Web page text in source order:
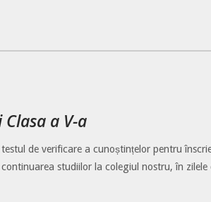
a V-a
de verificare a cunoștințelor pentru
studiilor la colegiul nostru, în